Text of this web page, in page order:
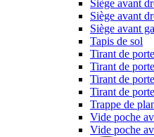
Siège avant
Siège avant
Siège avant
Tapis de sol
Tirant de
Tirant de
Tirant de
Tirant de
Trappe de
Vide poche
Vide poche